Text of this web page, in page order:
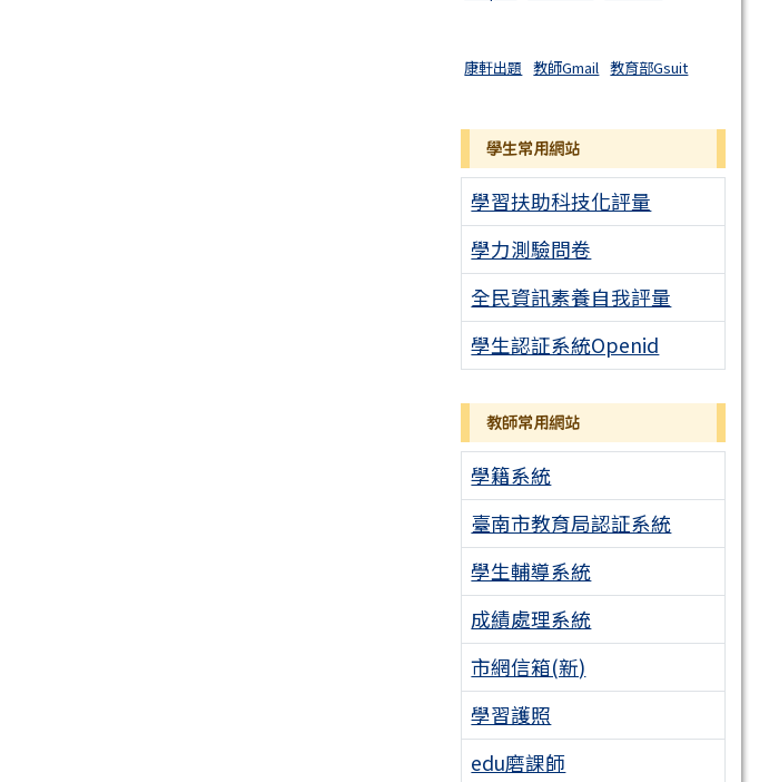
康軒出題 教師Gmail 教育部Gsuit
學生常用網站
學習扶助科技化評量
學力測驗問卷
全民資訊素養自我評量
學生認証系統Openid
教師常用網站
學籍系統
臺南市教育局認証系統
學生輔導系統
成績處理系統
市網信箱(新)
學習護照
edu磨課師